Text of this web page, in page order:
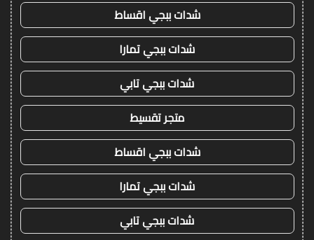
شدات ببجي اقساط
شدات ببجي تمارا
شدات ببجي تابي
متجر تقسيط
شدات ببجي اقساط
شدات ببجي تمارا
شدات ببجي تابي